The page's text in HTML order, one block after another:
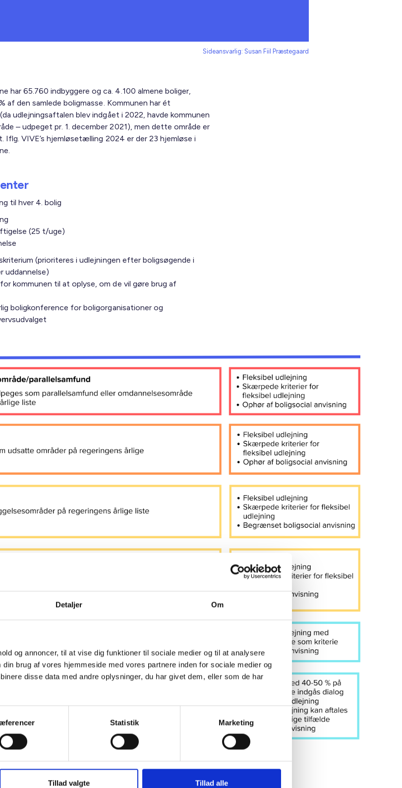
Detaljer Om
og annoncer, til at vise dig funktioner til sociale medier og til at analysere
brug af vores hjemmeside med vores partnere inden for sociale medier og
disse data med andre oplysninger, du har givet dem, eller som de har
Statistik Marketing
Tillad valgte Tillad alle
Sideansvarlig: Susan Fiil Præstegaard
har 65.760 indbyggere og ca. 4.100 almene boliger,
af den samlede boligmasse. Kommunen har ét
udlejningsaftalen blev indgået i 2022, havde kommunen
– udpeget pr. 1. december 2021), men dette område er
Iflg. VIVE’s hjemløsetælling 2024 er der 23 hjemløse i
til hver 4. bolig
(25 t/uge)
(prioriteres i udlejningen efter boligsøgende i
uddannelse)
kommunen til at oplyse, om de vil gøre brug af
boligkonference for boligorganisationer og